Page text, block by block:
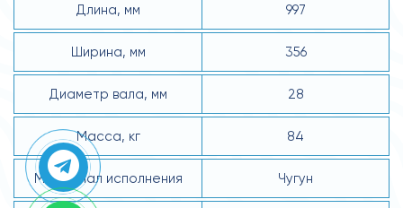
Длина, мм 997
Ширина, мм 356
Диаметр вала, мм 28
Масса, кг 84
Материал исполнения Чугун